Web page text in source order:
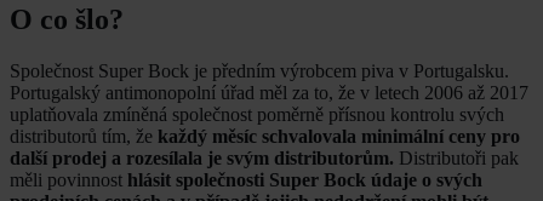
O co šlo?
Společnost Super Bock je předním výrobcem piva v Portugalsku.
Portugalský antimonopolní úřad měl za to, že v letech 2006 až 2017
uplatňovala zmíněná společnost poměrně přísnou kontrolu svých
distributorů tím, že každý měsíc schvalovala minimální ceny pro
další prodej a rozesílala je svým distributorům. Distributoři pak
měli povinnost hlásit společnosti Super Bock údaje o svých